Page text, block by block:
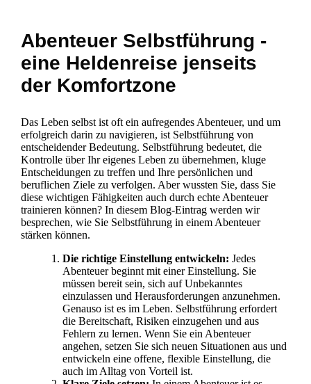
Abenteuer Selbstführung -
eine Heldenreise jenseits
der Komfortzone
Das Leben selbst ist oft ein aufregendes Abenteuer, und um
erfolgreich darin zu navigieren, ist Selbstführung von
entscheidender Bedeutung. Selbstführung bedeutet, die
Kontrolle über Ihr eigenes Leben zu übernehmen, kluge
Entscheidungen zu treffen und Ihre persönlichen und
beruflichen Ziele zu verfolgen. Aber wussten Sie, dass Sie
diese wichtigen Fähigkeiten auch durch echte Abenteuer
trainieren können? In diesem Blog-Eintrag werden wir
besprechen, wie Sie Selbstführung in einem Abenteuer
stärken können.
Die richtige Einstellung entwickeln: Jedes
Abenteuer beginnt mit einer Einstellung. Sie
müssen bereit sein, sich auf Unbekanntes
einzulassen und Herausforderungen anzunehmen.
Genauso ist es im Leben. Selbstführung erfordert
die Bereitschaft, Risiken einzugehen und aus
Fehlern zu lernen. Wenn Sie ein Abenteuer
angehen, setzen Sie sich neuen Situationen aus und
entwickeln eine offene, flexible Einstellung, die
auch im Alltag von Vorteil ist.